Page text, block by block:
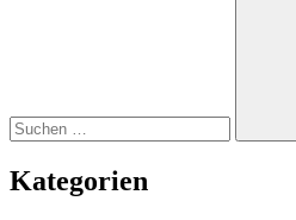
Kategorien